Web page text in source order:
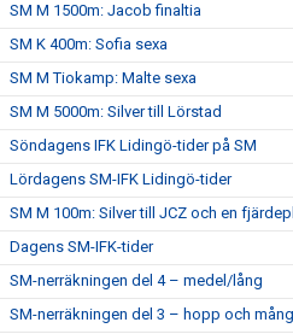
SM M 1500m: Jacob finaltia
SM K 400m: Sofia sexa
SM M Tiokamp: Malte sexa
SM M 5000m: Silver till Lörstad
Söndagens IFK Lidingö-tider på SM
Lördagens SM-IFK Lidingö-tider
SM M 100m: Silver till JCZ och en
Dagens SM-IFK-tider
SM-nerräkningen del 4 – medel/lång
SM-nerräkningen del 3 – hopp och